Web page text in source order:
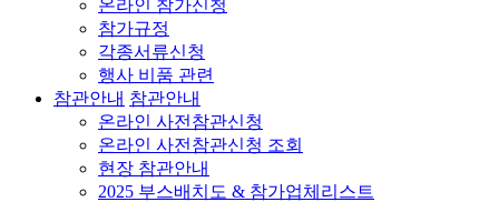
온라인 참가신청
참가규정
각종서류신청
행사 비품 관련
참관안내 참관안내
온라인 사전참관신청
온라인 사전참관신청 조회
현장 참관안내
2025 부스배치도 & 참가업체리스트